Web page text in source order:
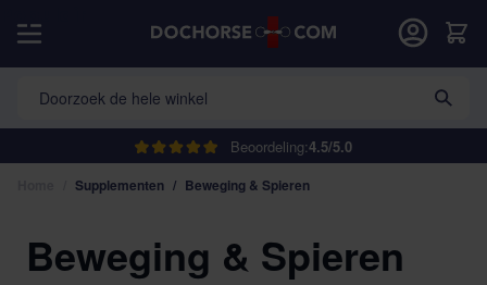
Beoordeling:4.5/5.0
Doorzoek de hele winkel
Cart
Supplementen / Beweging & Spieren
Beweging & Spieren